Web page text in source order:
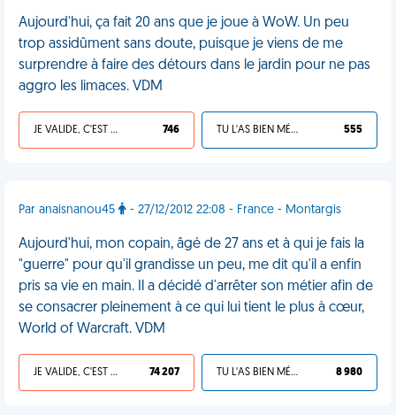
Aujourd'hui, ça fait 20 ans que je joue à WoW. Un peu
trop assidûment sans doute, puisque je viens de me
surprendre à faire des détours dans le jardin pour ne pas
aggro les limaces. VDM
JE VALIDE, C'EST UNE VDM 746 TU L'AS BIEN MÉRITÉ 555
Par anaisnanou45 - 27/12/2012 22:08 - France - Montargis
Aujourd'hui, mon copain, âgé de 27 ans et à qui je fais la
"guerre" pour qu'il grandisse un peu, me dit qu'il a enfin
pris sa vie en main. Il a décidé d'arrêter son métier afin de
se consacrer pleinement à ce qui lui tient le plus à cœur,
World of Warcraft. VDM
JE VALIDE, C'EST UNE VDM 74 207 TU L'AS BIEN MÉRITÉ 8 980